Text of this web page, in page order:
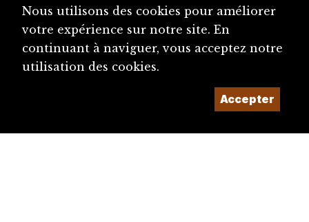
Nous utilisons des cookies pour améliorer
votre expérience sur notre site. En
continuant à naviguer, vous acceptez notre
utilisation des cookies.
Accepter